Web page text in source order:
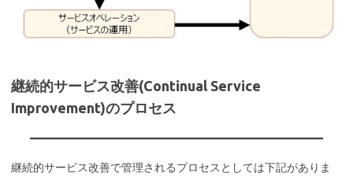
継続的サービス改善(Continual Service
Improvement)のプロセス
継続的サービス改善で管理されるプロセスとしては下記がありま